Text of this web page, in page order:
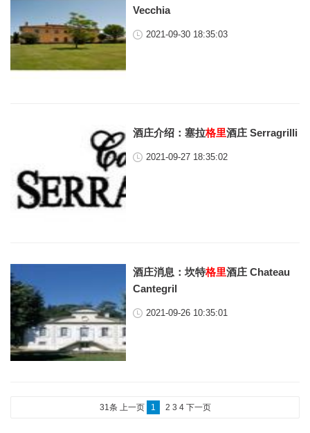
Vecchia
2021-09-30 18:35:03
酒庄介绍：塞拉格里酒庄 Serragrilli
2021-09-27 18:35:02
酒庄消息：坎特格里酒庄 Chateau
Cantegril
2021-09-26 10:35:01
31条 上一页 1 2 3 4 下一页